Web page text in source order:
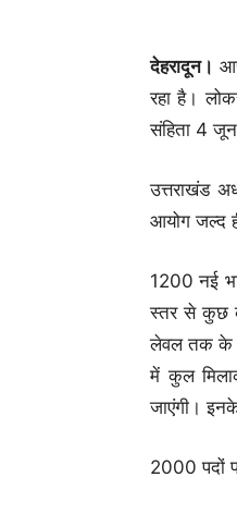
देहरादून।
रहा है।
संहिता 4 जून
उत्तराखंड
आयोग जल्द
1200 नई
स्तर से कुछ
लेवल तक के
में कुल
जाएंगी।
2000 पदों